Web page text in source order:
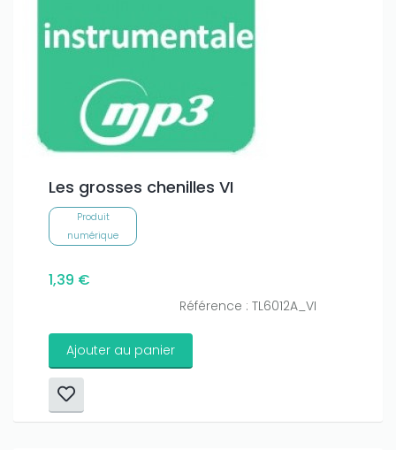
Les grosses chenilles VI
Produit
numérique
1,39 €
Référence : TL6012A_VI
Ajouter au panier